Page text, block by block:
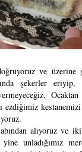
ve üzerine
şekerler eriyip,
Ocaktan
ezdiğimiz
alıyoruz ve
unladığımız